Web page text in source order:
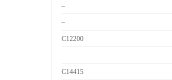
–
–
C12200
C14415